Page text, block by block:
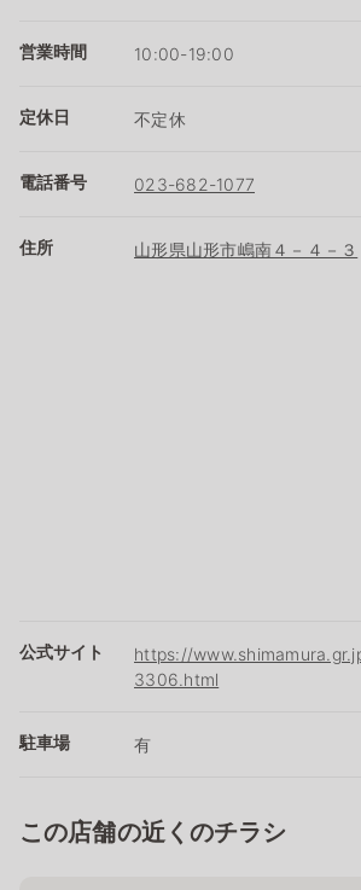
営業時間 10:00-19:00
定休日 不定休
電話番号 023-682-1077
住所 山形県山形市嶋南４－４－３
公式サイト
https://
3306.html
駐車場 有
この店舗の近くのチラシ